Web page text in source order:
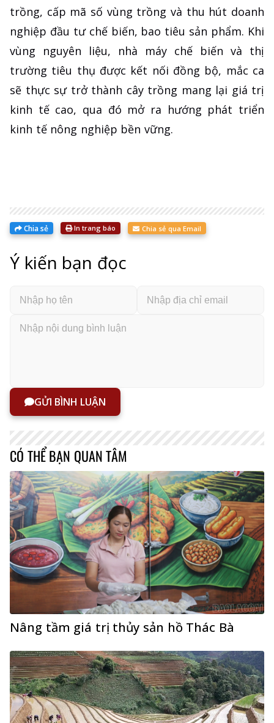
trồng, cấp mã số vùng trồng và thu hút doanh
nghiệp đầu tư chế biến, bao tiêu sản phẩm. Khi
vùng nguyên liệu, nhà máy chế biến và thị
trường tiêu thụ được kết nối đồng bộ, mắc ca
sẽ thực sự trở thành cây trồng mang lại giá trị
kinh tế cao, qua đó mở ra hướng phát triển
kinh tế nông nghiệp bền vững.
Chia sẻ In trang báo Chia sẻ qua Email
Ý kiến bạn đọc
GỬI BÌNH LUẬN
CÓ THỂ BẠN QUAN TÂM
Nâng tầm giá trị thủy sản hồ Thác Bà